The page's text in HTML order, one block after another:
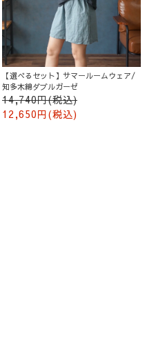
【選べるセット】サマールームウェア/
知多木綿ダブルガーゼ
14,740円(税込)
12,650円(税込)